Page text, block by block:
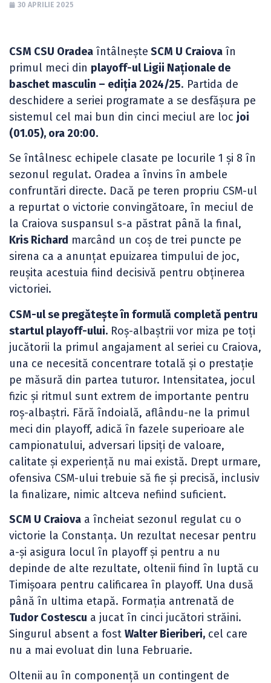
30 APRILIE 2025
CSM CSU Oradea întâlnește SCM U Craiova în
primul meci din playoff-ul Ligii Naționale de
baschet masculin – ediția 2024/25. Partida de
deschidere a seriei programate a se desfășura pe
sistemul cel mai bun din cinci meciul are loc joi
(01.05), ora 20:00.
Se întâlnesc echipele clasate pe locurile 1 și 8 în
sezonul regulat. Oradea a învins în ambele
confruntări directe. Dacă pe teren propriu CSM-ul
a repurtat o victorie convingătoare, în meciul de
la Craiova suspansul s-a păstrat până la final,
Kris Richard marcând un coș de trei puncte pe
sirena ca a anunțat epuizarea timpului de joc,
reușita acestuia fiind decisivă pentru obținerea
victoriei.
CSM-ul se pregătește în formulă completă pentru
startul playoff-ului. Roș-albaștrii vor miza pe toți
jucătorii la primul angajament al seriei cu Craiova,
una ce necesită concentrare totală și o prestație
pe măsură din partea tuturor. Intensitatea, jocul
fizic și ritmul sunt extrem de importante pentru
roș-albaștri. Fără îndoială, aflându-ne la primul
meci din playoff, adică în fazele superioare ale
campionatului, adversari lipsiți de valoare,
calitate și experiență nu mai există. Drept urmare,
ofensiva CSM-ului trebuie să fie și precisă, inclusiv
la finalizare, nimic altceva nefiind suficient.
SCM U Craiova a încheiat sezonul regulat cu o
victorie la Constanța. Un rezultat necesar pentru
a-și asigura locul în playoff și pentru a nu
depinde de alte rezultate, oltenii fiind în luptă cu
Timișoara pentru calificarea în playoff. Una dusă
până în ultima etapă. Formația antrenată de
Tudor Costescu a jucat în cinci jucători străini.
Singurul absent a fost Walter Bieriberi, cel care
nu a mai evoluat din luna Februarie.
Oltenii au în componență un contingent de